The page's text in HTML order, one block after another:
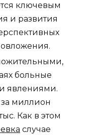
ключевым
и развития
больные
явлениями.
миллион
Как в этом
случае